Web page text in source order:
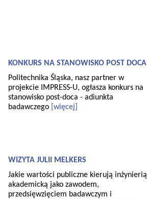
KONKURS NA STANOWISKO POST DOCA
Politechnika Śląska, nasz partner w
projekcie IMPRESS-U, ogłasza konkurs na
stanowisko post-doca - adiunkta
badawczego [więcej]
WIZYTA JULII MELKERS
Jakie wartości publiczne kierują inżynierią
akademicką jako zawodem,
przedsięwzięciem badawczym i